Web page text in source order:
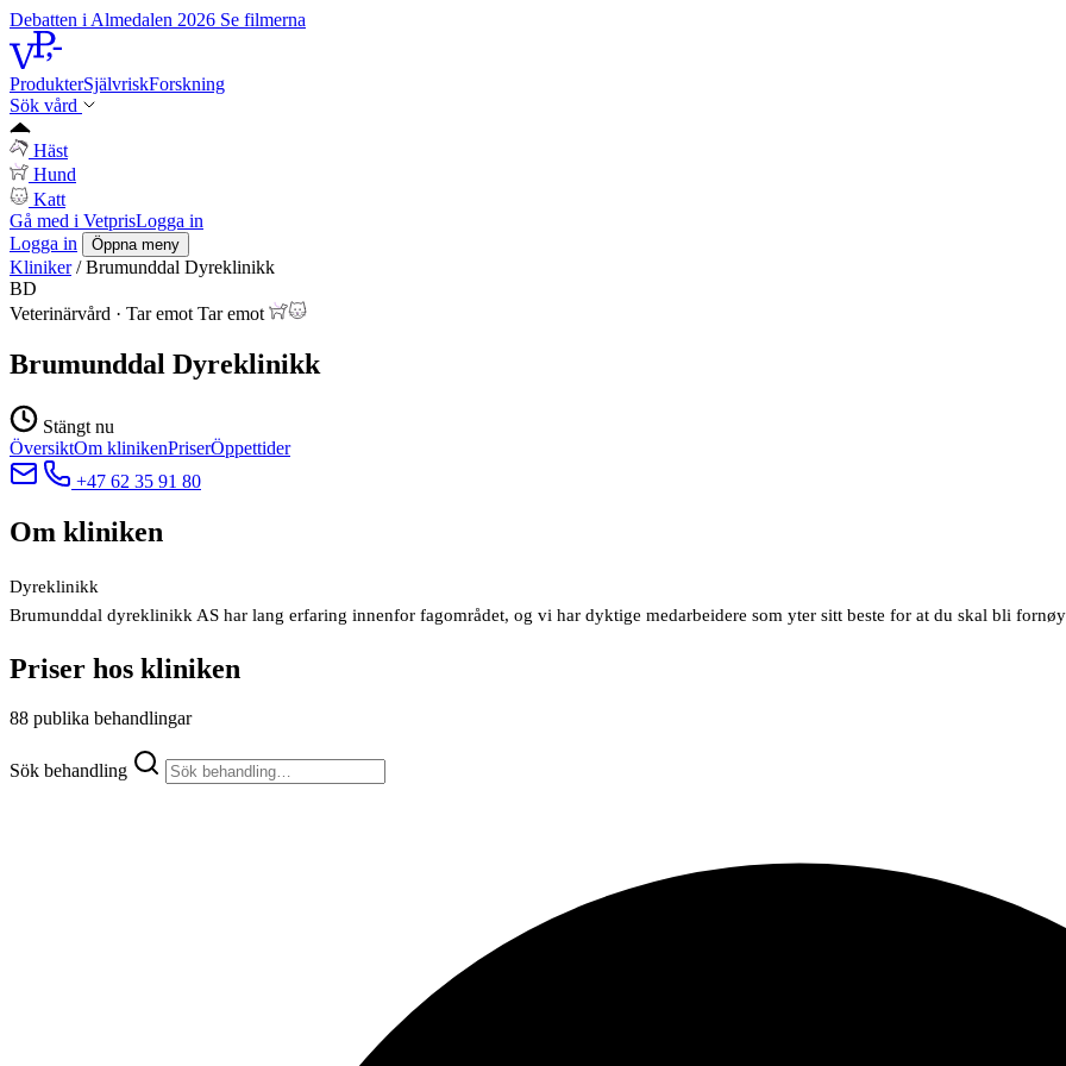
Debatten i Almedalen 2026 Se filmerna
ProdukterSjälvriskForskning
Sök vård
Häst
Hund
Katt
Gå med i VetprisLogga in
Logga in
Öppna meny
Kliniker / Brumunddal Dyreklinikk
BD
Veterinärvård · Tar emot Tar emot
Brumunddal Dyreklinikk
Stängt nu
ÖversiktOm klinikenPriserÖppettider
+47 62 35 91 80
Om kliniken
Dyreklinikk
Brumunddal dyreklinikk AS har lang erfaring innenfor fagområdet, og vi har dyktige medarbeidere som yter sitt beste for at du skal bli
Priser hos kliniken
88 publika behandlingar
Sök behandling